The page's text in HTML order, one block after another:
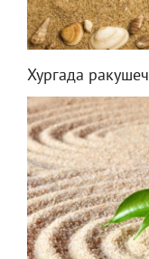
Хургада